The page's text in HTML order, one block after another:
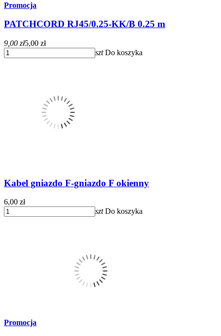
Promocja
PATCHCORD RJ45/0.25-KK/B 0.25 m
9,00 zł5,00 zł
szt Do koszyka
Kabel gniazdo F-gniazdo F okienny
6,00 zł
szt Do koszyka
Promocja